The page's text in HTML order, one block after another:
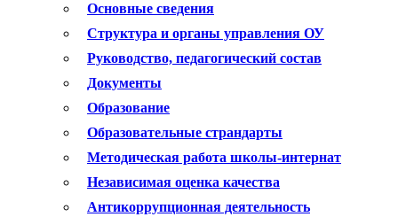
Основные сведения
Структура и органы управления ОУ
Руководство, педагогический состав
Документы
Образование
Образовательные страндарты
Методическая работа школы-интернат
Независимая оценка качества
Антикоррупционная деятельность